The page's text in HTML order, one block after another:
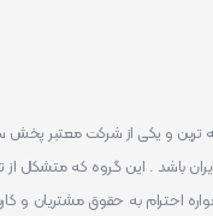
خود را آغاز نمود و طی این 12 سال فعالیت